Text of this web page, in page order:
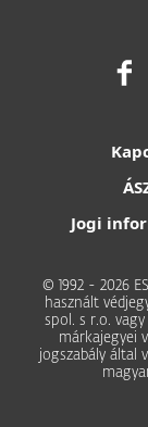
Jogi
© 1992 - 2026
használt
spol. s r.o.
márkajegyei
jogszabály által